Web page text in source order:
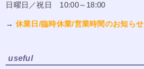
日曜日／祝日 10:00～18:00
→ 休業日/臨時休業/営業時間のお知らせ
useful